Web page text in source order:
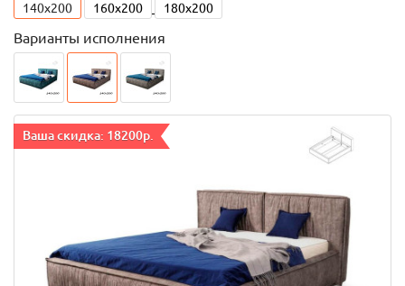
140x200 160x200 180x200
Варианты исполнения
Ваша скидка: 18200р.